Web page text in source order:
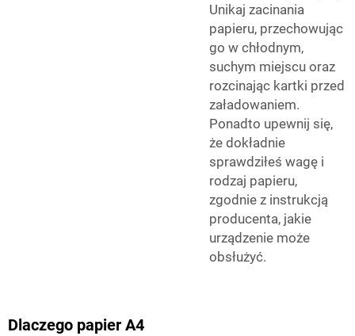
Unikaj zacinania
papieru, przechowując
go w chłodnym,
suchym miejscu oraz
rozcinając kartki przed
załadowaniem.
Ponadto upewnij się,
że dokładnie
sprawdziłeś wagę i
rodzaj papieru,
zgodnie z instrukcją
producenta, jakie
urządzenie może
obsłużyć.
Dlaczego papier A4